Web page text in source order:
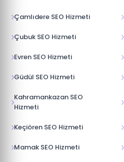
Çamlıdere SEO Hizmeti
Çubuk SEO Hizmeti
Evren SEO Hizmeti
Güdül SEO Hizmeti
Kahramankazan SEO
Hizmeti
Keçiören SEO Hizmeti
Mamak SEO Hizmeti